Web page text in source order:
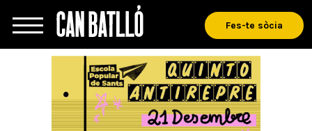
Fes-te sòcia